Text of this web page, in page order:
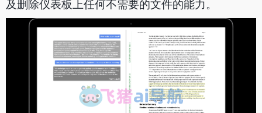
及删除仪表板上任何不需要的文件的能力。